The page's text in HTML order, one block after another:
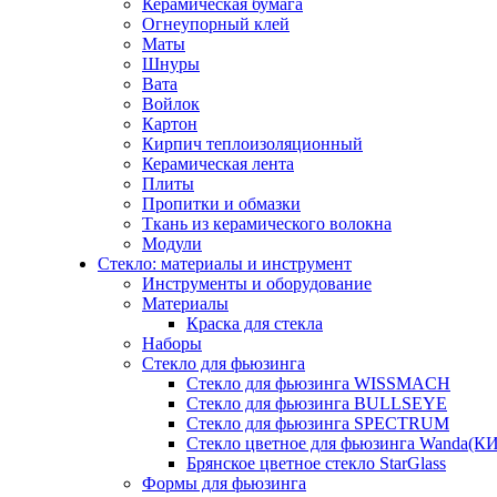
Керамическая бумага
Огнеупорный клей
Маты
Шнуры
Вата
Войлок
Картон
Кирпич теплоизоляционный
Керамическая лента
Плиты
Пропитки и обмазки
Ткань из керамического волокна
Модули
Стекло: материалы и инструмент
Инструменты и оборудование
Материалы
Краска для стекла
Наборы
Стекло для фьюзинга
Стекло для фьюзинга WISSMACH
Стекло для фьюзинга BULLSEYE
Стекло для фьюзинга SPECTRUM
Стекло цветное для фьюзинга
Брянское цветное стекло StarGlass
Формы для фьюзинга